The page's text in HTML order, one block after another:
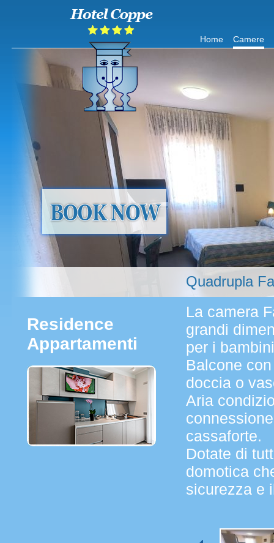
Home Camere
Quadrupla
Residence
Appartamenti
La camera
grandi
per i
Balcone
doccia o
Aria
cassaforte.
Dotate di
domotica
sicurezza e